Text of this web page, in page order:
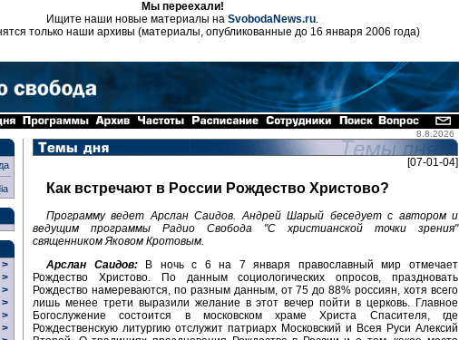
Мы переехали!
Ищите наши новые материалы на SvobodaNews.ru.
только наши архивы (материалы, опубликованные до 16 января 2006 года)
8.8.2026
>
>
>
>
>
>
[07-01-04]
Как встречают в России Рождество Христово?
Программу ведет Арслан Саидов. Андрей Шарый беседует с автором и
ведущим программы Радио Свобода "С христианской точки зрения"
священником Яковом Кротовым.
Арслан Саидов:В ночь с 6 на 7 января православный мир отмечает
Рождество Христово. По данным социологических опросов, праздновать
Рождество намереваются, по разным данным, от 75 до 88% россиян, хотя всего
лишь менее трети выразили желание в этот вечер пойти в церковь. Главное
Богослужение состоится в московском храме Христа Спасителя, где
Рождественскую литургию отслужит патриарх Московский и Всея Руси Алексий